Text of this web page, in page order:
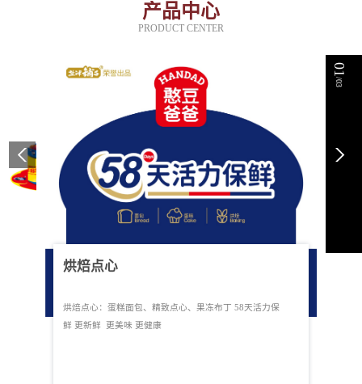
产品中心
PRODUCT CENTER
烘焙点心
烘焙点心：蛋糕面包、精致点心、果冻布丁 58天活力保
鲜 更新鲜 更美味 更健康
01
/03